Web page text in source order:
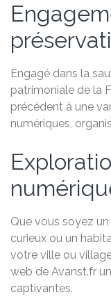
Engagé dans la
patrimoniale de la
précédent à une
numériques,
Que vous soyez
curieux ou un
votre ville ou
web de Avanst.fr
captivantes.